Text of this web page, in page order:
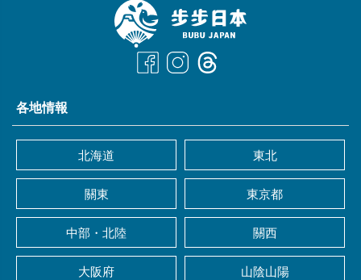
各地情報
北海道 東北
關東 東京都
中部・北陸 關西
大阪府 山陰山陽